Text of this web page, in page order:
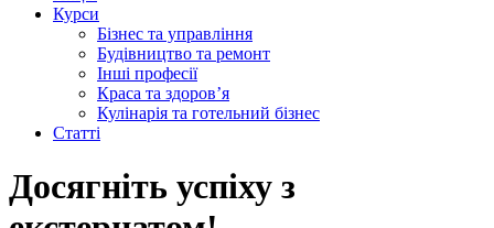
Курси
Бізнес та управління
Будівництво та ремонт
Інші професії
Краса та здоров’я
Кулінарія та готельний бізнес
Статті
Досягніть успіху з